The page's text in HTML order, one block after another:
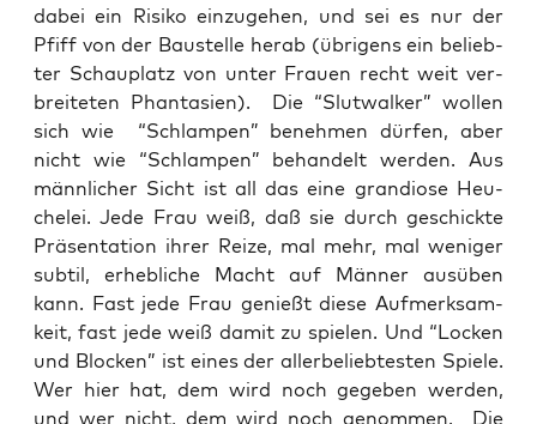
dabei ein Risi­ko ein­zu­ge­hen, und sei es nur der
Pfiff von der Bau­stel­le her­ab (übri­gens ein belieb­
ter Schau­platz von unter Frau­en recht weit ver­
brei­te­ten Phan­ta­sien). Die “Slut­wal­ker” wol­len
sich wie “Schlam­pen” beneh­men dür­fen, aber
nicht wie “Schlam­pen” behan­delt wer­den. Aus
männ­li­cher Sicht ist all das eine gran­dio­se Heu­
che­lei. Jede Frau weiß, daß sie durch geschick­te
Prä­sen­ta­ti­on ihrer Rei­ze, mal mehr, mal weni­ger
sub­til, erheb­li­che Macht auf Män­ner aus­üben
kann. Fast jede Frau genießt die­se Auf­merk­sam­
keit, fast jede weiß damit zu spie­len. Und “Locken
und Blo­cken” ist eines der aller­be­lieb­tes­ten Spie­le.
Wer hier hat, dem wird noch gege­ben wer­den,
und wer nicht, dem wird noch genom­men. Die